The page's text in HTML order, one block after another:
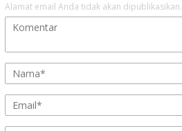
Alamat email Anda tidak akan dipublikasikan.